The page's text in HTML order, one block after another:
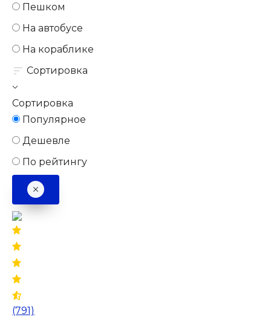
Пешком
На автобусе
На кораблике
Сортировка
Сортировка
Популярное
Дешевле
По рейтингу
(791)